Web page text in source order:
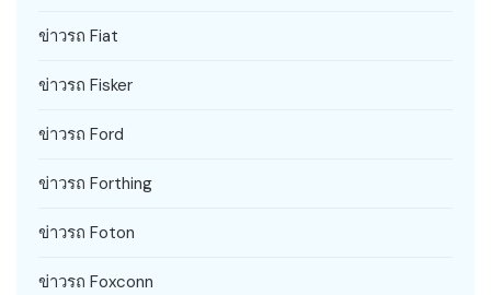
ข่าวรถ Fiat
ข่าวรถ Fisker
ข่าวรถ Ford
ข่าวรถ Forthing
ข่าวรถ Foton
ข่าวรถ Foxconn